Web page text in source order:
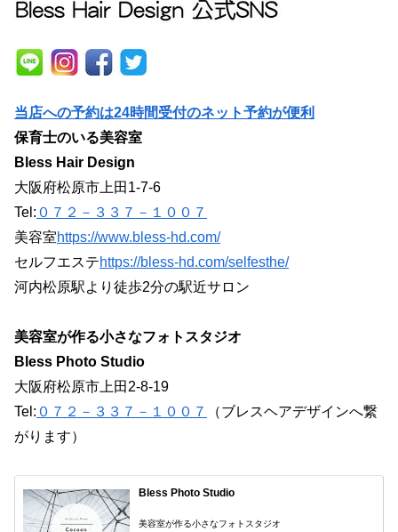
当店への予約は24時間受付のネット予約が便利
保育士のいる美容室
Bless Hair Design
大阪府松原市上田1-7-6
Tel: ０７２－３３７－１００７
美容室https://www.bless-hd.com/
セルフエステhttps://bless-hd.com/selfesthe/
河内松原駅より徒歩2分の駅近サロン
美容室が作る小さなフォトスタジオ
Bless Photo Studio
大阪府松原市上田2-8-19
Tel: ０７２－３３７－１００７
（ブレスヘアデザインへ繋
がります）
Bless Photo Studio
美容室が作る小さなフォトスタジオ